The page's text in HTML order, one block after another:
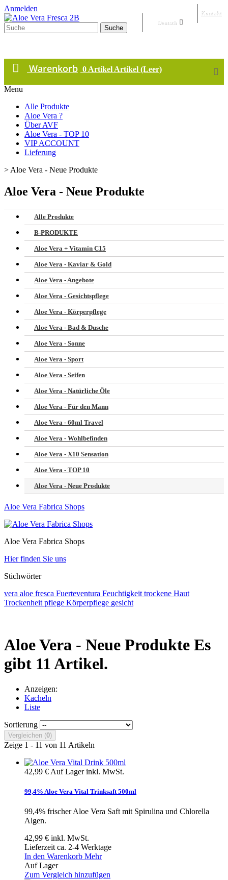
Kontakt
Anmelden
Deutsch
Suche
Warenkorb 0 Artikel Artikel (Leer)
Menu
Alle Produkte
Aloe Vera ?
Über AVF
Aloe Vera - TOP 10
VIP ACCOUNT
Lieferung
> Aloe Vera - Neue Produkte
Aloe Vera - Neue Produkte
Alle Produkte
B-PRODUKTE
Aloe Vera + Vitamin C15
Aloe Vera - Kaviar & Gold
Aloe Vera - Angebote
Aloe Vera - Gesichtspflege
Aloe Vera - Körperpflege
Aloe Vera - Bad & Dusche
Aloe Vera - Sonne
Aloe Vera - Sport
Aloe Vera - Seifen
Aloe Vera - Natürliche Öle
Aloe Vera - Für den Mann
Aloe Vera - 60ml Travel
Aloe Vera - Wohlbefinden
Aloe Vera - X10 Sensation
Aloe Vera - TOP 10
Aloe Vera - Neue Produkte
Aloe Vera Fabrica Shops
Aloe Vera Fabrica Shops
Hier finden Sie uns
Stichwörter
vera aloe fresca Fuerteventura Feuchtigkeit trockene Haut
Trockenheit pflege Körperpflege gesicht
Aloe Vera - Neue Produkte Es
gibt 11 Artikel.
Anzeigen:
Kacheln
Liste
Sortierung
Vergleichen (0)
Zeige 1 - 11 von 11 Artikeln
42,99 € Auf Lagerinkl. MwSt.
99,4% Aloe Vera Vital Trinksaft 500ml
99,4% frischer Aloe Vera Saft mit Spirulina und Chlorella
Algen.
42,99 € inkl. MwSt.
Lieferzeit ca. 2-4 Werktage
In den Warenkorb Mehr
Auf Lager
Zum Vergleich hinzufügen